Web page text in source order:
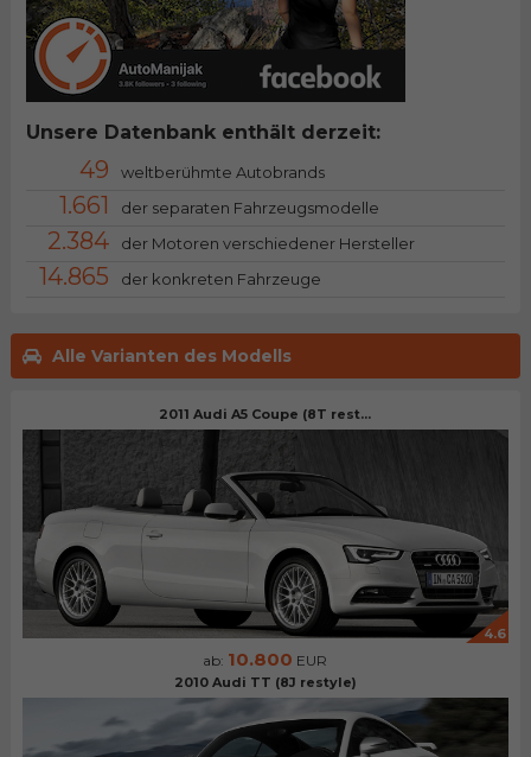
Alle Varianten des Modells
2011 Audi A5 Coupe (8T rest...
4.6
ab: 10.800 EUR
2010 Audi TT (8J restyle)
Unsere Datenbank enthält derzeit:
49 weltberühmte Autobrands
1.661 der separaten Fahrzeugsmodelle
2.384 der Motoren verschiedener Hersteller
14.865 der konkreten Fahrzeuge